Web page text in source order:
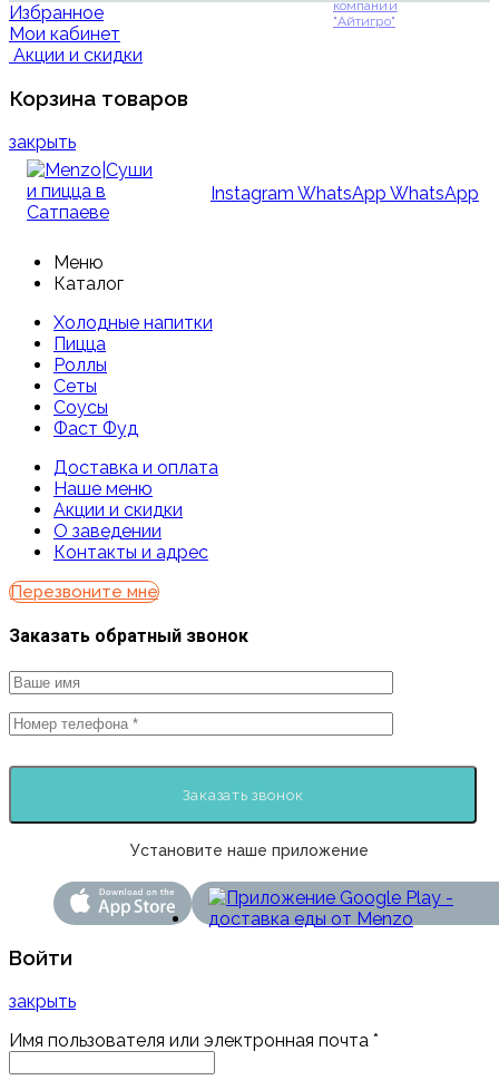
Избранное
Мои кабинет
Акции и скидки
Корзина товаров
закрыть
Instagram WhatsApp WhatsApp
Меню
Каталог
Холодные напитки
Пицца
Роллы
Сеты
Соусы
Фаст Фуд
Доставка и оплата
Наше меню
Акции и скидки
О заведении
Контакты и адрес
Перезвоните мне
Заказать обратный звонок
Установите наше приложение
Войти
закрыть
Имя пользователя или электронная почта *